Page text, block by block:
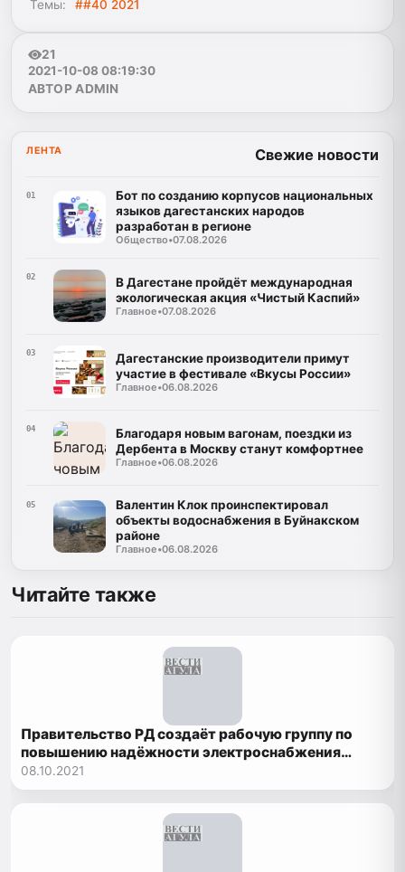
Темы: ##40 2021
21
2021-10-08 08:19:30
АВТОР ADMIN
ЛЕНТА Свежие новости
01
Бот по созданию корпусов национальных
языков дагестанских народов
разработан в регионе
Общество•07.08.2026
02
В Дагестане пройдёт международная
экологическая акция «Чистый Каспий»
Главное•07.08.2026
03
Дагестанские производители примут
участие в фестивале «Вкусы России»
Главное•06.08.2026
04
Благодаря новым вагонам, поездки из
Дербента в Москву станут комфортнее
Главное•06.08.2026
05
Валентин Клок проинспектировал
объекты водоснабжения в Буйнакском
районе
Главное•06.08.2026
Читайте также
Правительство РД создаёт рабочую группу по
повышению надёжности электроснабжения
Махачкалы
08.10.2021